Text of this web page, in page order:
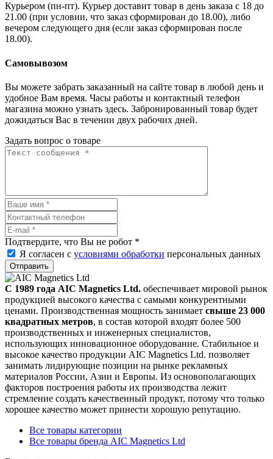
Курьером (пн-пт). Курьер доставит товар в день заказа с 18 до
21.00 (при условии, что заказ сформирован до 18.00), либо
вечером следующего дня (если заказ сформирован после
18.00).
Самовывозом
Вы можете забрать заказанный на сайте товар в любой день и
удобное Вам время. Часы работы и контактный телефон
магазина можно узнать здесь. Забронированный товар будет
дожидаться Вас в течении двух рабочих дней.
Задать вопрос о товаре
Подтвердите, что Вы не робот *
Я согласен с условиями обработки персональных данных
Отправить
С 1989 года AIC Magnetics Ltd. обеспечивает мировой рынок
продукцией высокого качества с самыми конкурентными
ценами. Производственная мощность занимает свыше 23 000
квадратных метров, в состав которой входят более 500
производственных и инженерных специалистов,
использующих инновационное оборудование. Стабильное и
высокое качество продукции AIC Magnetics Ltd. позволяет
занимать лидирующие позиции на рынке рекламных
материалов России, Азии и Европы. Из основополагающих
факторов построения работы их производства лежит
стремление создать качественный продукт, потому что только
хорошее качество может принести хорошую репутацию.
Все товары категории
Все товары бренда AIC Magnetics Ltd